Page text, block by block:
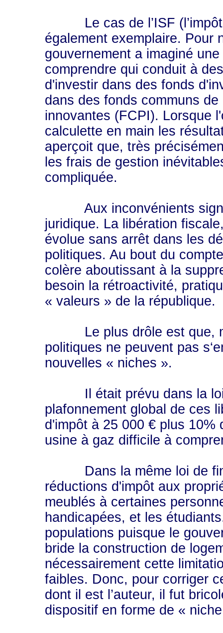
Le cas de l’ISF (l’impôt
également exemplaire. Pour
gouvernement a imaginé
comprendre qui conduit à
d'investir dans des fonds
dans des fonds communs
innovantes (FCPI). Lorsque
calculette en main les
aperçoit que, très
les frais de gestion
compliquée.
Aux inconvénients
juridique. La libération
évolue sans arrêt dans les
politiques. Au bout du
colère aboutissant à la
besoin la rétroactivité,
« valeurs » de la république.
Le plus drôle est que,
politiques ne peuvent pas
nouvelles « niches ».
Il était prévu dans la loi
plafonnement global de ces
d'impôt à 25 000 € plus 10%
usine à gaz difficile à
Dans la même loi de
réductions d'impôt aux
meublés à certaines
handicapées, et les
populations puisque le
bride la construction de
nécessairement cette
faibles. Donc, pour corriger
dont il est l’auteur, il fut
dispositif en forme de «